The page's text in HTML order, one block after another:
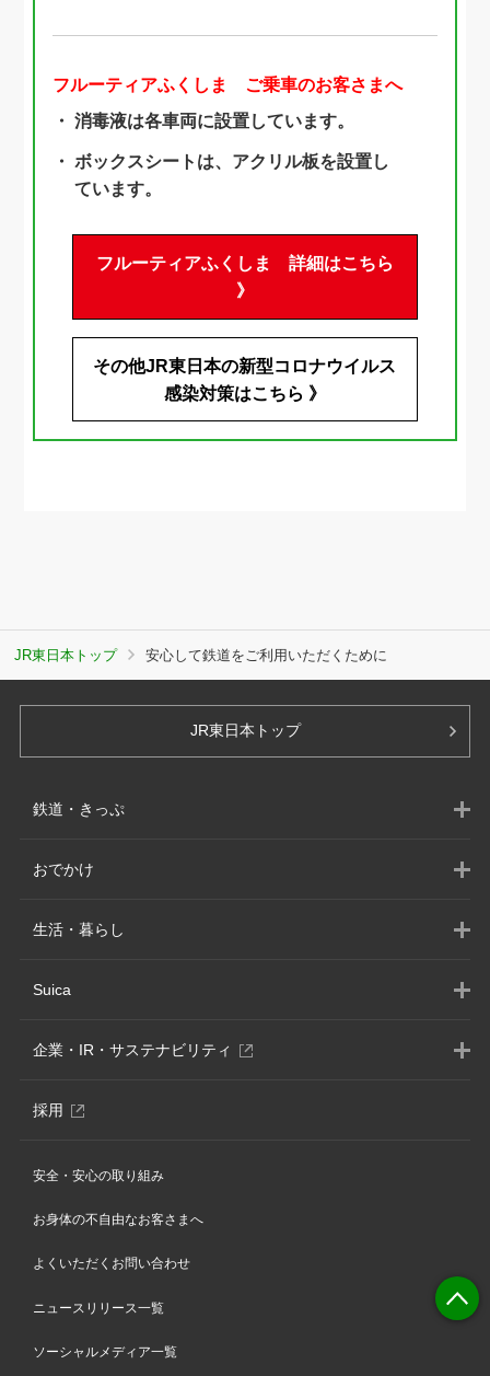
フルーティアふくしま ご乗車のお客さまへ
・ 消毒液は各車両に設置しています。
・ ボックスシートは、アクリル板を設置し
ています。
フルーティアふくしま 詳細はこちら
》
その他JR東日本の新型コロナウイルス
感染対策はこちら 》
JR東日本トップ 安心して鉄道をご利用いただくために
JR東日本トップ
鉄道・きっぷ
おでかけ
生活・暮らし
Suica
企業・IR・サステナビリティ
別
採用 別
ン
ウ
開
ま
安全・安心の取り組み
お身体の不自由なお客さまへ
よくいただくお問い合わせ
ニュースリリース一覧
ソーシャルメディア一覧